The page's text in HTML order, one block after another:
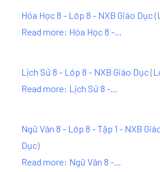
Hóa Học 8 - Lớp 8 - NXB Giáo Dục(
Read more: Hóa Học 8 -...
Lịch Sử 8 - Lớp 8 - NXB Giáo Dục(
Read more: Lịch Sử 8 -...
Ngữ Văn 8 - Lớp 8 - Tập 1 - NXB
Dục)
Read more: Ngữ Văn 8 -...